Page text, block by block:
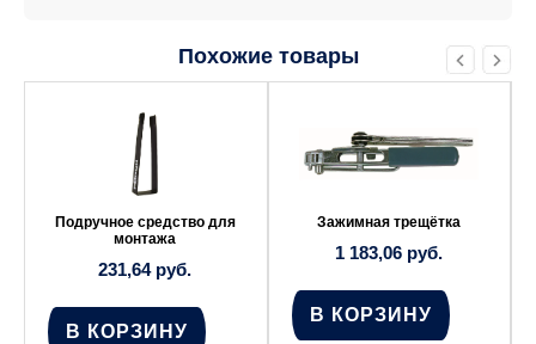
Похожие товары
Подручное средство для
монтажа
231,64 руб.
В КОРЗИНУ
Зажимная трещётка
1 183,06 руб.
В КОРЗИНУ